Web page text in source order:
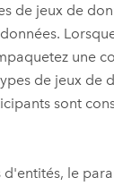
de jeux de
une
de jeux de
sont
d'entités, le